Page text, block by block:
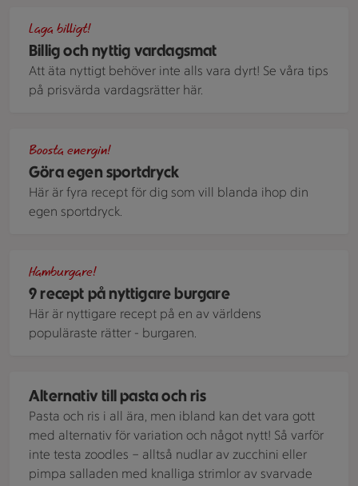
Billig och nyttig vardagsmat
Laga billigt!
Att äta nyttigt behöver inte alls vara dyrt! Se våra tips
på prisvärda vardagsrätter här.
Göra egen sportdryck
Boosta energin!
Här är fyra recept för dig som vill blanda ihop din
egen sportdryck.
9 recept på nyttigare burgare
Hamburgare!
Här är nyttigare recept på en av världens
populäraste rätter - burgaren.
Alternativ till pasta och ris
Pasta och ris i all ära, men ibland kan det vara gott
med alternativ för variation och något nytt! Så varför
inte testa zoodles − alltså nudlar av zucchini eller
pimpa salladen med knalliga strimlor av svarvade